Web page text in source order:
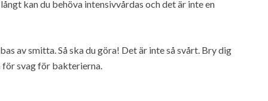
kan du behöva intensivvårdas och det är inte en
av smitta. Så ska du göra! Det är inte så svårt. Bry dig
svag för bakterierna.